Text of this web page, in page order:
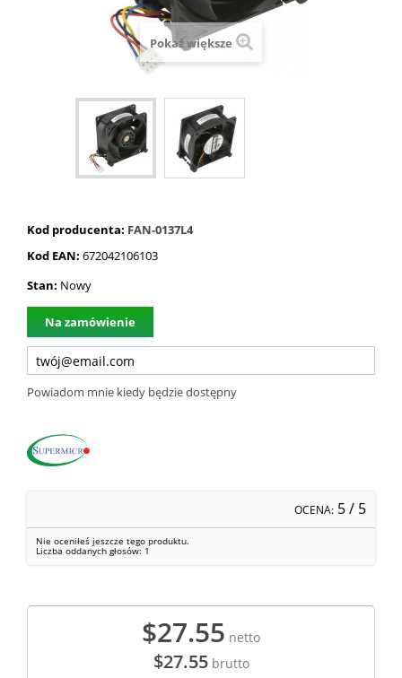
Pokaż większe
Kod producenta: FAN-0137L4
Kod EAN: 672042106103
Stan: Nowy
Na zamówienie
Powiadom mnie kiedy będzie dostępny
OCENA: 5/ 5
Nie oceniłeś jeszcze tego produktu.
Liczba oddanych głosów: 1
$27.55 netto
$27.55brutto